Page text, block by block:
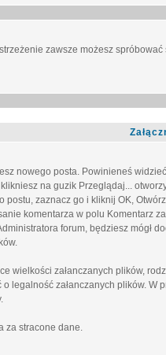
zawsze możesz
nowego posta. Powinieneś
na guzik Przeglądaj...
postu, zaznacz go i kliknij OK,
komentarza w polu Komentarz
forum, będziesz mógł
wielkości załanczanych plików,
legalność załanczanych plików.
za stracone dane.